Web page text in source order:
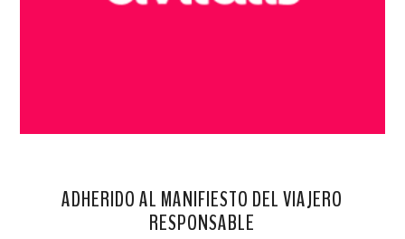
ADHERIDO AL MANIFIESTO DEL VIAJERO
RESPONSABLE